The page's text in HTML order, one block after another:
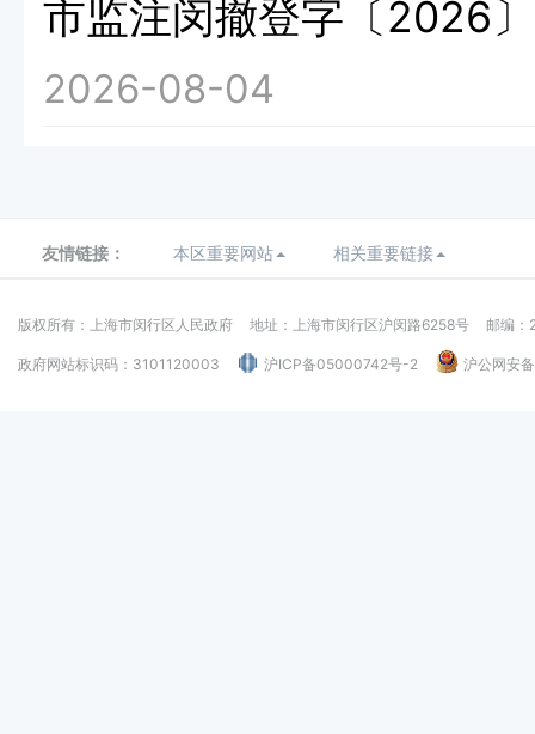
市监注闵撤登字〔2026
2026-08-04
友情链接： 本区重要网站 相关重要链接
版权所有：上海市闵行区人民政府 地址：上海市闵行区沪闵路6258号 邮编：
政府网站标识码：3101120003 沪ICP备05000742号-2 沪公网安